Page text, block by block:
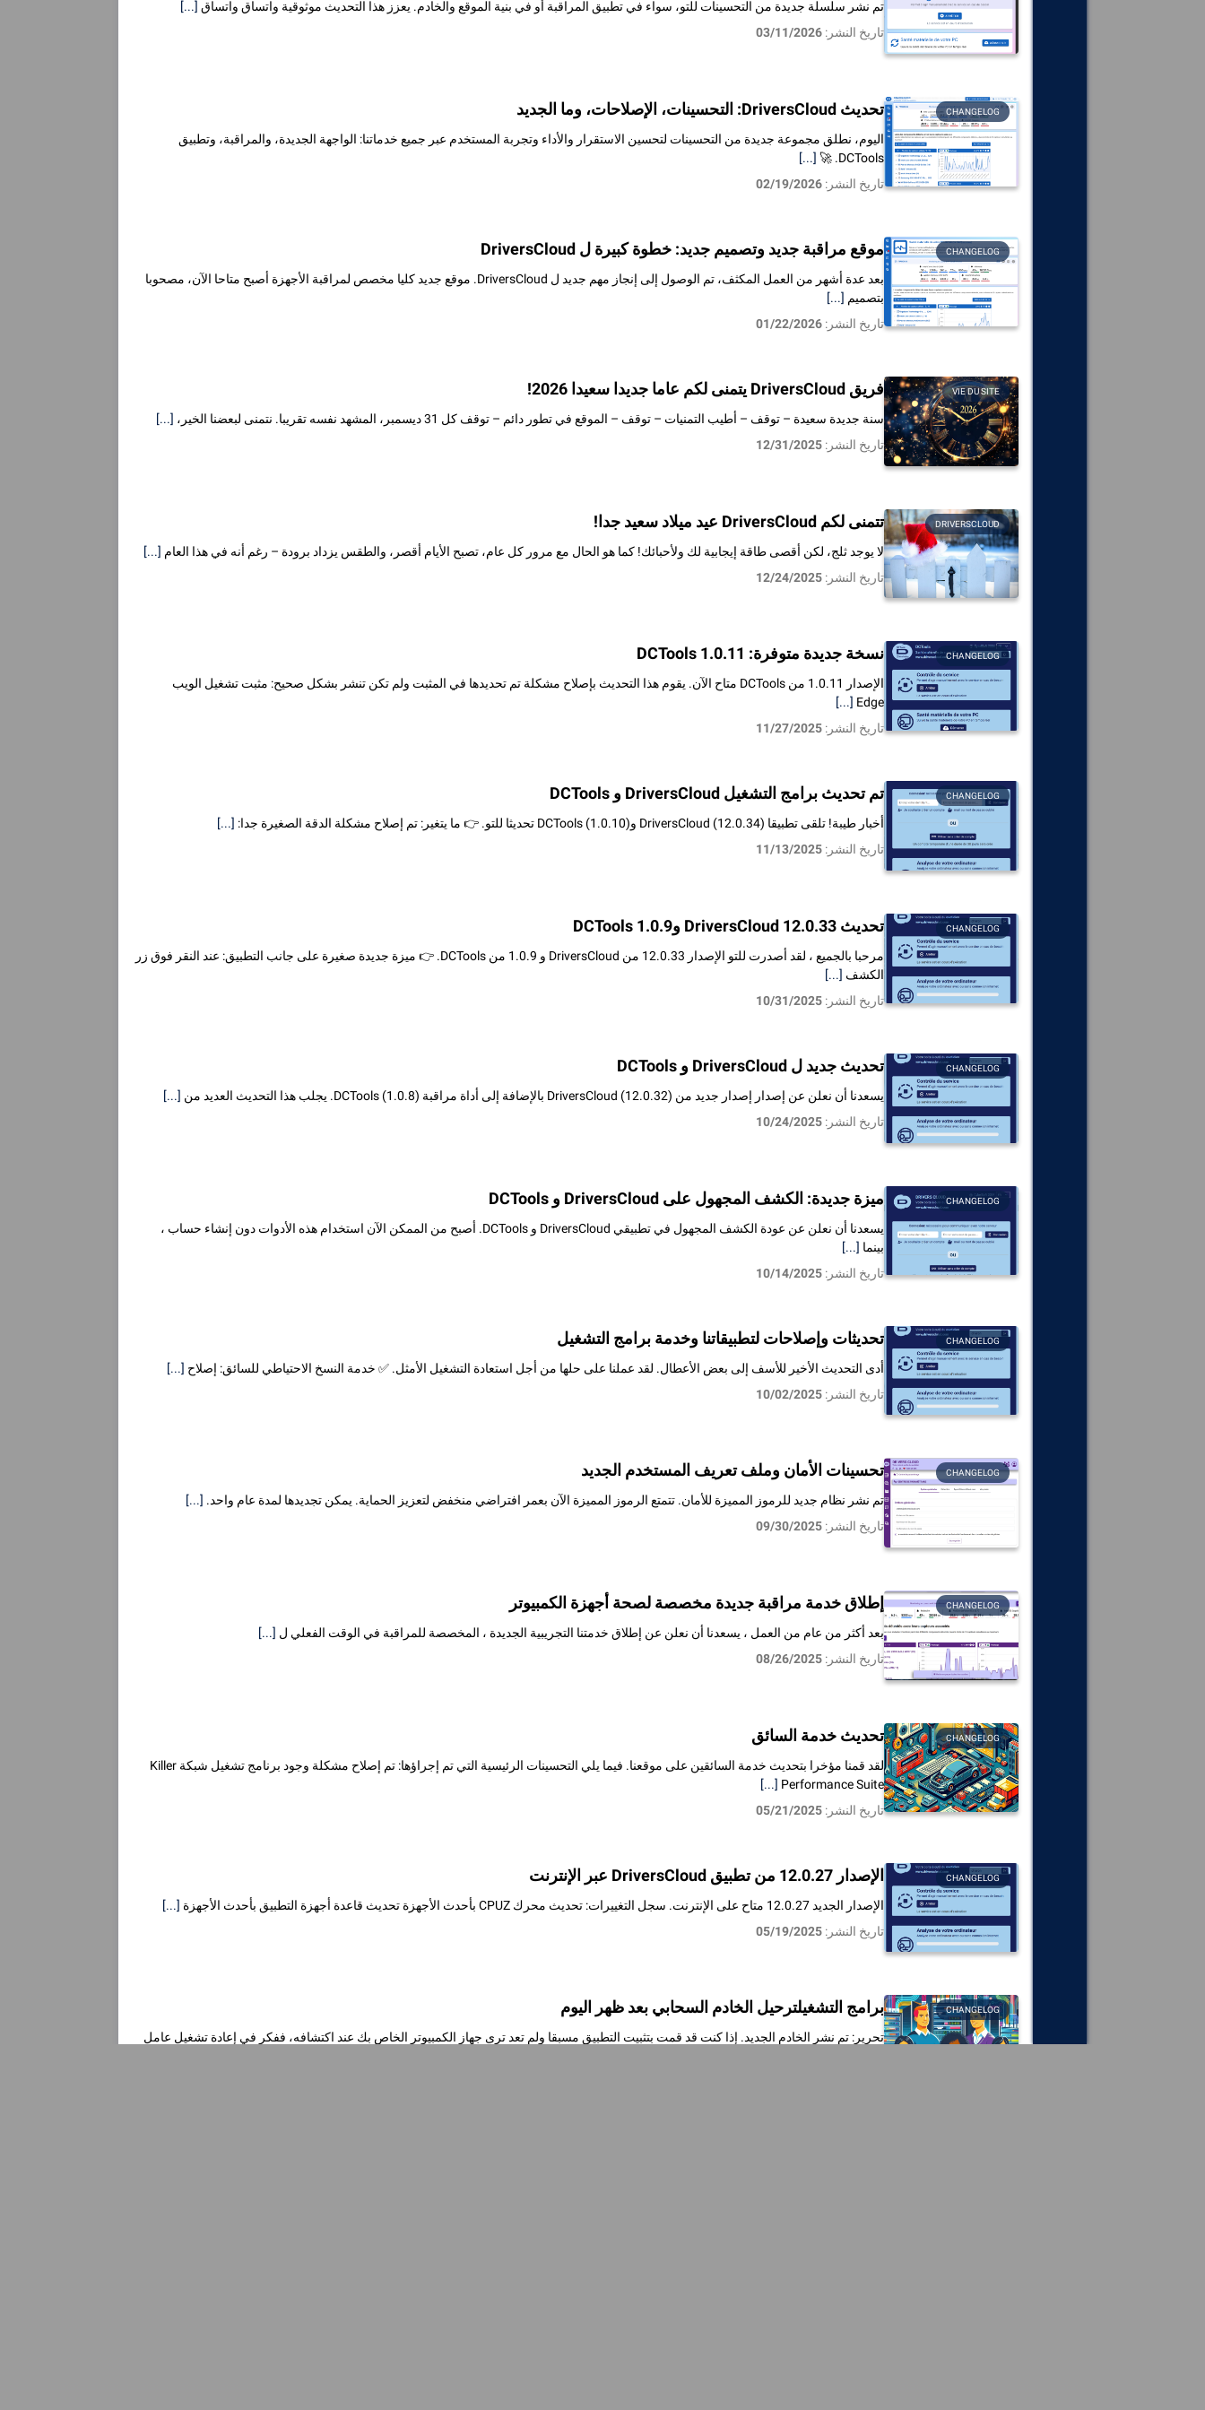
تم نشر سلسلة جديدة من التحسينات للتو، سواء في تطبيق المراقبة أو في بنية الموقع والخادم. يعزز هذا التحديث موثوقية واتساق واتساق [...]
تاريخ النشر: 03/11/2026
CHANGELOG تحديث DriversCloud: التحسينات، الإصلاحات، وما الجديد
اليوم، نطلق مجموعة جديدة من التحسينات لتحسين الاستقرار والأداء وتجربة المستخدم عبر جميع خدماتنا: الواجهة الجديدة، والمراقبة، وتطبيق
DCTools. 🚀
[...]
تاريخ النشر: 02/19/2026
CHANGELOG موقع مراقبة جديد وتصميم جديد: خطوة كبيرة ل DriversCloud
بعد عدة أشهر من العمل المكثف، تم الوصول إلى إنجاز مهم جديد ل DriversCloud. موقع جديد كليا مخصص لمراقبة الأجهزة أصبح متاحا الآن، مصحوبا
بتصميم [...]
تاريخ النشر: 01/22/2026
VIE DU SITE فريق DriversCloud يتمنى لكم عاما جديدا سعيدا 2026!
سنة جديدة سعيدة – توقف – أطيب التمنيات – توقف – الموقع في تطور دائم – توقف كل 31 ديسمبر، المشهد نفسه تقريبا. نتمنى لبعضنا الخير،
[...]
تاريخ النشر: 12/31/2025
DRIVERSCLOUD تتمنى لكم DriversCloud عيد ميلاد سعيد جدا!
لا يوجد ثلج، لكن أقصى طاقة إيجابية لك ولأحبائك! كما هو الحال مع مرور كل عام، تصبح الأيام أقصر، والطقس يزداد برودة – رغم أنه في هذا العام [...]
تاريخ النشر: 12/24/2025
CHANGELOG نسخة جديدة متوفرة: DCTools 1.0.11
الإصدار 1.0.11 من DCTools متاح الآن. يقوم هذا التحديث بإصلاح مشكلة تم تحديدها في المثبت ولم تكن تنشر بشكل صحيح: مثبت تشغيل الويب
Edge
[...]
تاريخ النشر: 11/27/2025
CHANGELOG تم تحديث برامج التشغيل DriversCloud و DCTools
أخبار طيبة! تلقى تطبيقا DriversCloud (12.0.34) وDCTools (1.0.10) تحديثا للتو. 👉 ما يتغير: تم إصلاح مشكلة الدقة الصغيرة جدا:
[...]
تاريخ النشر: 11/13/2025
CHANGELOG تحديث DriversCloud 12.0.33 وDCTools 1.0.9
مرحبا بالجميع ، لقد أصدرت للتو الإصدار 12.0.33 من DriversCloud و 1.0.9 من DCTools. 👉 ميزة جديدة صغيرة على جانب التطبيق: عند النقر فوق زر
الكشف [...]
تاريخ النشر: 10/31/2025
CHANGELOG تحديث جديد ل DriversCloud و DCTools
يسعدنا أن نعلن عن إصدار إصدار جديد من DriversCloud (12.0.32) بالإضافة إلى أداة مراقبة DCTools (1.0.8). يجلب هذا التحديث العديد من
[...]
تاريخ النشر: 10/24/2025
CHANGELOG ميزة جديدة: الكشف المجهول على DriversCloud و DCTools
يسعدنا أن نعلن عن عودة الكشف المجهول في تطبيقي DriversCloud و DCTools. أصبح من الممكن الآن استخدام هذه الأدوات دون إنشاء حساب ،
بينما [...]
تاريخ النشر: 10/14/2025
CHANGELOG تحديثات وإصلاحات لتطبيقاتنا وخدمة برامج التشغيل
أدى التحديث الأخير للأسف إلى بعض الأعطال. لقد عملنا على حلها من أجل استعادة التشغيل الأمثل. ✅ خدمة النسخ الاحتياطي للسائق: إصلاح [...]
تاريخ النشر: 10/02/2025
CHANGELOG تحسينات الأمان وملف تعريف المستخدم الجديد
تم نشر نظام جديد للرموز المميزة للأمان. تتمتع الرموز المميزة الآن بعمر افتراضي منخفض لتعزيز الحماية. يمكن تجديدها لمدة عام واحد. [...]
تاريخ النشر: 09/30/2025
CHANGELOG إطلاق خدمة مراقبة جديدة مخصصة لصحة أجهزة الكمبيوتر
بعد أكثر من عام من العمل ، يسعدنا أن نعلن عن إطلاق خدمتنا التجريبية الجديدة ، المخصصة للمراقبة في الوقت الفعلي ل [...]
تاريخ النشر: 08/26/2025
CHANGELOG تحديث خدمة السائق
لقد قمنا مؤخرا بتحديث خدمة السائقين على موقعنا. فيما يلي التحسينات الرئيسية التي تم إجراؤها: تم إصلاح مشكلة وجود برنامج تشغيل شبكة Killer
Performance Suite
[...]
تاريخ النشر: 05/21/2025
CHANGELOG الإصدار 12.0.27 من تطبيق DriversCloud عبر الإنترنت
الإصدار الجديد 12.0.27 متاح على الإنترنت. سجل التغييرات: تحديث محرك CPUZ بأحدث الأجهزة تحديث قاعدة أجهزة التطبيق بأحدث الأجهزة
[...]
تاريخ النشر: 05/19/2025
CHANGELOG برامج التشغيلترحيل الخادم السحابي بعد ظهر اليوم
تحرير: تم نشر الخادم الجديد. إذا كنت قد قمت بتثبيت التطبيق مسبقا ولم تعد ترى جهاز الكمبيوتر الخاص بك عند اكتشافه، ففكر في إعادة تشغيل عامل